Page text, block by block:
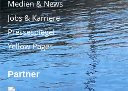
Medien & News
Jobs & Karriere
Pressespiegel
Yellow Pages
Partner